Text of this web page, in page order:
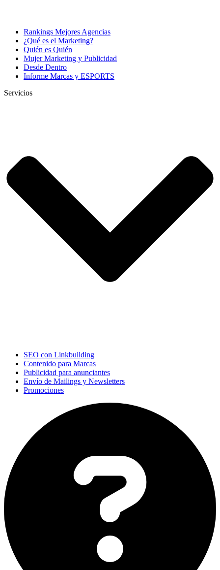
Rankings Mejores Agencias
¿Qué es el Marketing?
Quién es Quién
Mujer Marketing y Publicidad
Desde Dentro
Informe Marcas y ESPORTS
Servicios
SEO con Linkbuilding
Contenido para Marcas
Publicidad para anunciantes
Envío de Mailings y Newsletters
Promociones